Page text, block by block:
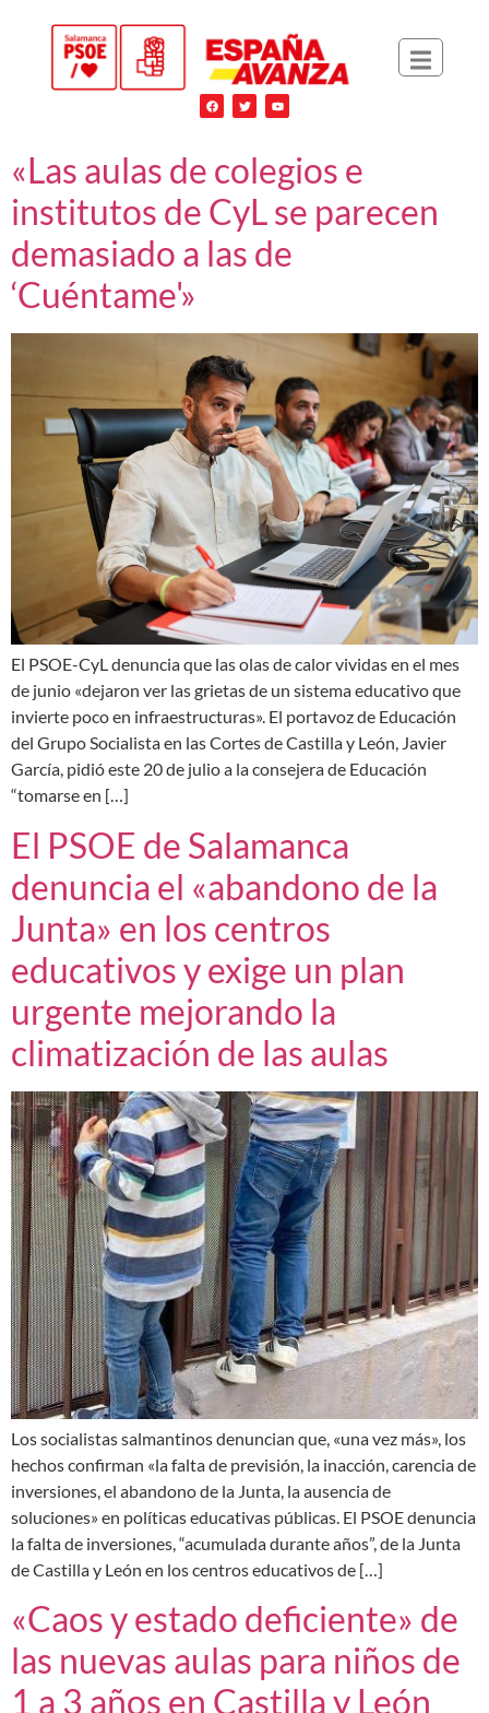
«Las aulas de colegios e
institutos de CyL se parecen
demasiado a las de
‘Cuéntame'»
El PSOE-CyL denuncia que las olas de calor vividas en el mes
de junio «dejaron ver las grietas de un sistema educativo que
invierte poco en infraestructuras». El portavoz de Educación
del Grupo Socialista en las Cortes de Castilla y León, Javier
García, pidió este 20 de julio a la consejera de Educación
“tomarse en […]
El PSOE de Salamanca
denuncia el «abandono de la
Junta» en los centros
educativos y exige un plan
urgente mejorando la
climatización de las aulas
Los socialistas salmantinos denuncian que, «una vez más», los
hechos confirman «la falta de previsión, la inacción, carencia de
inversiones, el abandono de la Junta, la ausencia de
soluciones» en políticas educativas públicas. El PSOE denuncia
la falta de inversiones, “acumulada durante años”, de la Junta
de Castilla y León en los centros educativos de […]
«Caos y estado deficiente» de
las nuevas aulas para niños de
1 a 3 años en Castilla y León